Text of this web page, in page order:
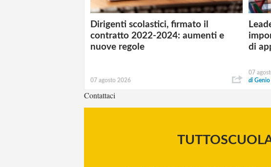
Dirigenti scolastici, firmato il
contratto 2022-2024: aumenti e
nuove regole
07 agosto 2026
di
07
di
Contattaci